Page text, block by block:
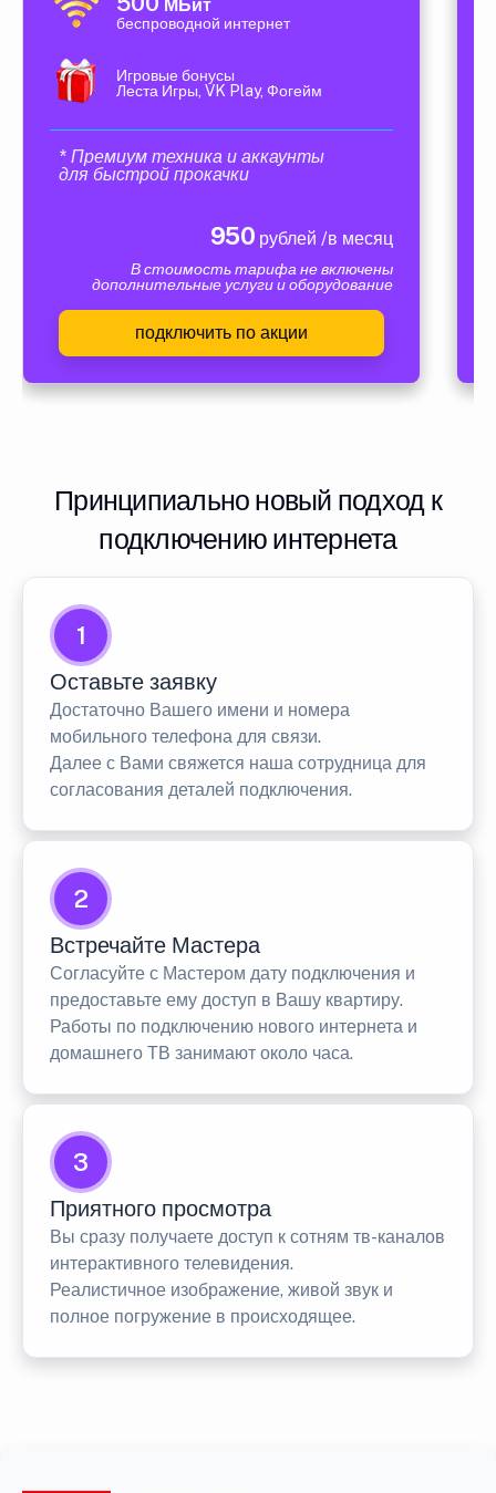
МБит
беспроводной интернет
Игровые бонусы
Леста Игры, VK Play, Фогейм
* Премиум техника и аккаунты
для быстрой прокачки
950 рублей /в месяц
В стоимость тарифа не включены
дополнительные услуги и оборудование
подключить по акции
Принципиально новый подход к
подключению интернета
1
Оставьте заявку
Достаточно Вашего имени и номера
мобильного телефона для связи.
Далее с Вами свяжется наша сотрудница для
согласования деталей подключения.
2
Встречайте Мастера
Согласуйте с Мастером дату подключения и
предоставьте ему доступ в Вашу квартиру.
Работы по подключению нового интернета и
домашнего ТВ занимают около часа.
3
Приятного просмотра
Вы сразу получаете доступ к сотням тв-каналов
интерактивного телевидения.
Реалистичное изображение, живой звук и
полное погружение в происходящее.